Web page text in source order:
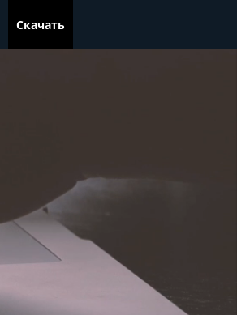
Скачать